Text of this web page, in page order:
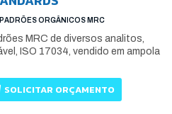
PADRÕES ORGÂNICOS MRC
MRC de diversos analitos,
ISO 17034, vendido em ampola
SOLICITAR ORÇAMENTO